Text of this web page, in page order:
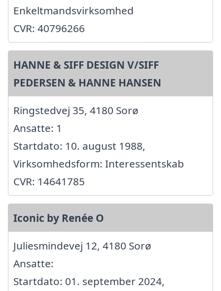
Enkeltmandsvirksomhed
CVR: 40796266
HANNE & SIFF DESIGN V/SIFF
PEDERSEN & HANNE HANSEN
Ringstedvej 35, 4180 Sorø
Ansatte: 1
Startdato: 10. august 1988,
Virksomhedsform: Interessentskab
CVR: 14641785
Iconic by Renée O
Juliesmindevej 12, 4180 Sorø
Ansatte:
Startdato: 01. september 2024,